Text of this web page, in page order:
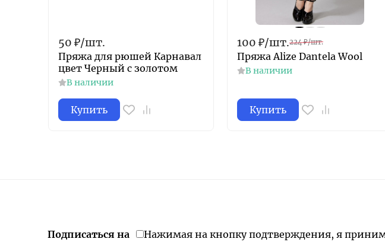
50 ₽/шт.
Пряжа для рюшей Карнавал
цвет Черный с золотом
В наличии
Купить
100 ₽/шт.224 ₽/шт.
Пряжа Alize Dantela Wool
В наличии
Купить
Подписаться на
Нажимая на кнопку подтверждения, я